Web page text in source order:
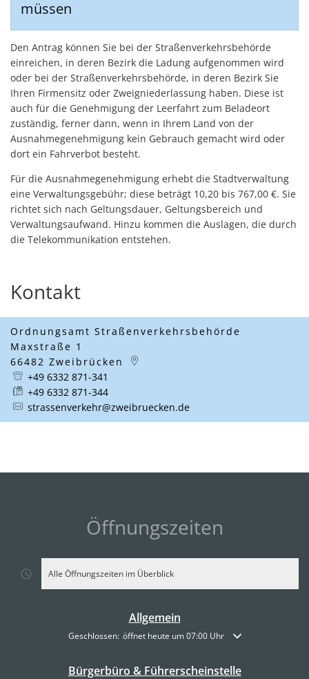
müssen
Den Antrag können Sie bei der Straßenverkehrsbehörde
einreichen, in deren Bezirk die Ladung aufgenommen wird
oder bei der Straßenverkehrsbehörde, in deren Bezirk Sie
Ihren Firmensitz oder Zweigniederlassung haben. Diese ist
auch für die Genehmigung der Leerfahrt zum Beladeort
zuständig, ferner dann, wenn in Ihrem Land von der
Ausnahmegenehmigung kein Gebrauch gemacht wird oder
dort ein Fahrverbot besteht.
Für die Ausnahmegenehmigung erhebt die Stadtverwaltung
eine Verwaltungsgebühr; diese beträgt 10,20 bis 767,00 €. Sie
richtet sich nach Geltungsdauer, Geltungsbereich und
Verwaltungsaufwand. Hinzu kommen die Auslagen, die durch
die Telekommunikation entstehen.
Kontakt
Ordnungsamt Straßenverkehrsbehörde
Maxstraße 1
66482 Zweibrücken
+49 6332 871-341
+49 6332 871-344
strassenverkehr@zweibruecken.de
Öffnungszeiten
Alle Öffnungszeiten im Überblick
Allgemein
Klicken, um weitere Öffnungs- oder Schließzeiten
Geschlossen: öffnet heute um 07:00 Uhr
Bürgerbüro & Führerscheinstelle